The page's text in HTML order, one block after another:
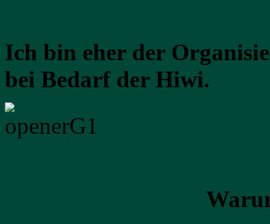
Ich bin eher der
bei Bedarf der Hiwi.
Warum